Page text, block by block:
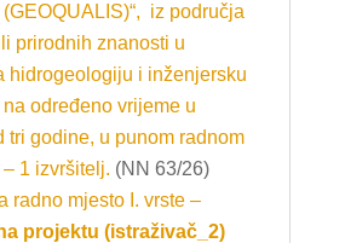
iz područja
prirodnih znanosti u
hidrogeologiju i inženjersku
određeno vrijeme u
tri godine, u punom radnom
1 izvršitelj. (NN 63/26)
radno mjesto I. vrste –
projektu (istraživač_2)